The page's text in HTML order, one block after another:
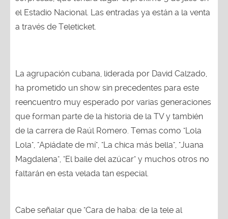
el Estadio Nacional. Las entradas ya están a la venta
a través de Teleticket.
La agrupación cubana, liderada por David Calzado,
ha prometido un show sin precedentes para este
reencuentro muy esperado por varias generaciones
que forman parte de la historia de la TV y también
de la carrera de Raúl Romero. Temas como "Lola
Lola", "Apiádate de mí", "La chica más bella", "Juana
Magdalena", "El baile del azúcar" y muchos otros no
faltarán en esta velada tan especial.
Cabe señalar que "Cara de haba: de la tele al